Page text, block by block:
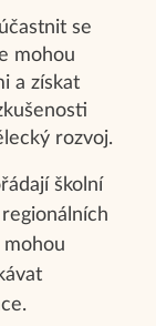
se
mohou
a získat
rozvoj.
školní